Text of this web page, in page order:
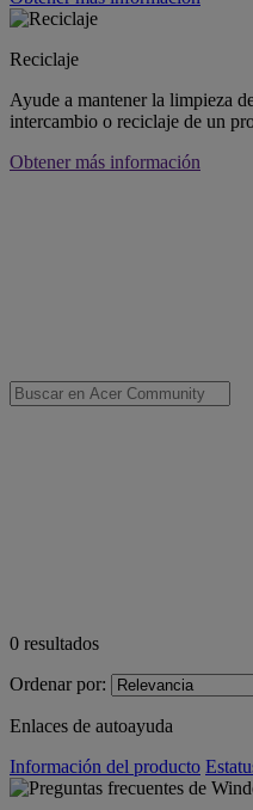
Reciclaje
Ayude a mantener la limpieza
intercambio o reciclaje de un
Obtener más información
0 resultados
Ordenar por:
Enlaces de autoayuda
Información del producto